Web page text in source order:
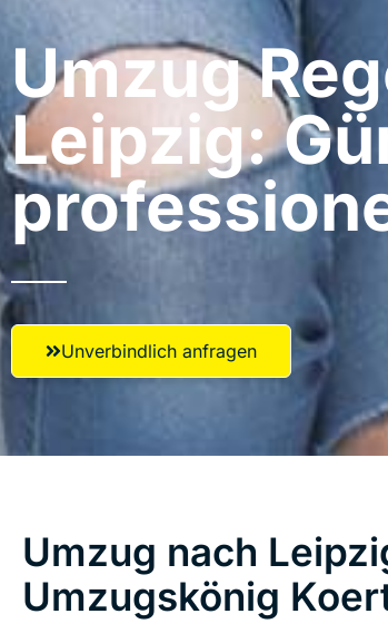
Umzug
Leipzig:
Unverbindlich anfragen
Umzug nach
Umzugskönig